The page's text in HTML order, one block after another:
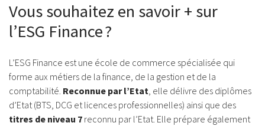
Vous souhaitez en savoir + sur
l’ESG Finance ?
L’ESG Finance est une école de commerce spécialisée qui
forme aux métiers de la finance, de la gestion et de la
comptabilité. Reconnue par l’Etat, elle délivre des diplômes
d’Etat (BTS, DCG et licences professionnelles) ainsi que des
titres de niveau 7 reconnu par l’Etat. Elle prépare également